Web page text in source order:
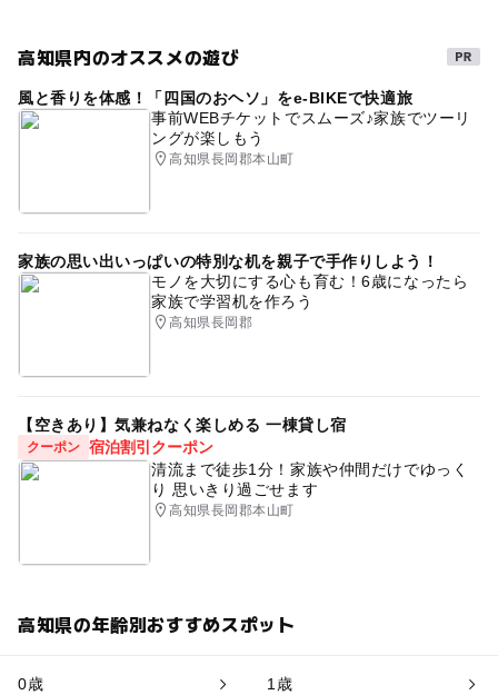
高知県内のオススメの遊び
風と香りを体感！「四国のおヘソ」をe-BIKEで快適旅
事前WEBチケットでスムーズ♪家族でツーリ
ングが楽しもう
高知県長岡郡本山町
家族の思い出いっぱいの特別な机を親子で手作りしよう！
モノを大切にする心も育む！6歳になったら
家族で学習机を作ろう
高知県長岡郡
【空きあり】気兼ねなく楽しめる 一棟貸し宿
クーポン 宿泊割引クーポン
清流まで徒歩1分！家族や仲間だけでゆっく
り 思いきり過ごせます
高知県長岡郡本山町
高知県の年齢別おすすめスポット
0歳 1歳